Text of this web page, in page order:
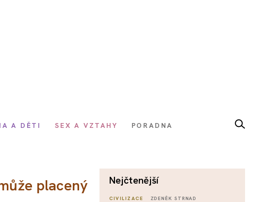
A DĚTI SEX A VZTAHY PORADNA
placený
nejčtenější
CIVILIZACE ZDENĚK STRNAD